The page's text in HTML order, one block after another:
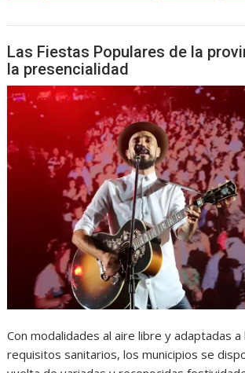
Las Fiestas Populares de la
la presencialidad
Con modalidades al aire libre y adaptadas a
requisitos sanitarios, los municipios se